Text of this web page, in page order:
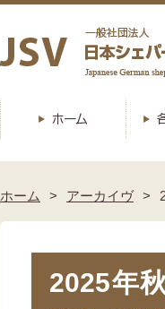
ホーム アーカイヴ
2025年